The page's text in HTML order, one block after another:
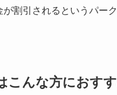
が割引されるというパー
こんな方におす